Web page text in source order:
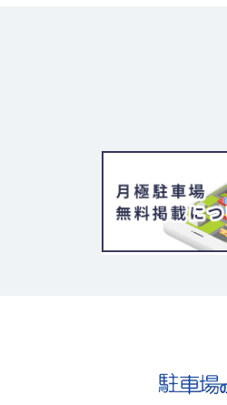
/
シティイン
平面（
車両制限
11